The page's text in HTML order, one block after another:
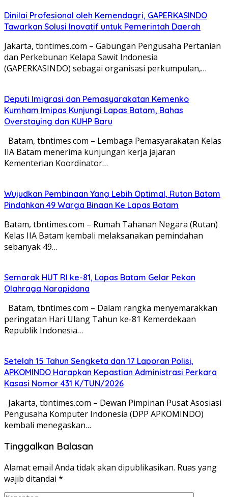
Dinilai Profesional oleh Kemendagri, GAPERKASINDO
Tawarkan Solusi Inovatif untuk Pemerintah Daerah
Jakarta, tbntimes.com – Gabungan Pengusaha Pertanian
dan Perkebunan Kelapa Sawit Indonesia
(GAPERKASINDO) sebagai organisasi perkumpulan,…
Deputi Imigrasi dan Pemasyarakatan Kemenko
Kumham Imipas Kunjungi Lapas Batam, Bahas
Overstaying dan KUHP Baru
Batam, tbntimes.com – Lembaga Pemasyarakatan Kelas
IIA Batam menerima kunjungan kerja jajaran
Kementerian Koordinator…
Wujudkan Pembinaan Yang Lebih Optimal, Rutan Batam
Pindahkan 49 Warga Binaan Ke Lapas Batam
Batam, tbntimes.com – Rumah Tahanan Negara (Rutan)
Kelas IIA Batam kembali melaksanakan pemindahan
sebanyak 49…
Semarak HUT RI ke-81, Lapas Batam Gelar Pekan
Olahraga Narapidana
Batam, tbntimes.com – Dalam rangka menyemarakkan
peringatan Hari Ulang Tahun ke-81 Kemerdekaan
Republik Indonesia…
Setelah 15 Tahun Sengketa dan 17 Laporan Polisi,
APKOMINDO Harapkan Kepastian Administrasi Perkara
Kasasi Nomor 431 K/TUN/2026
Jakarta, tbntimes.com – Dewan Pimpinan Pusat Asosiasi
Pengusaha Komputer Indonesia (DPP APKOMINDO)
kembali menegaskan…
Tinggalkan Balasan
Alamat email Anda tidak akan dipublikasikan. Ruas yang
wajib ditandai *